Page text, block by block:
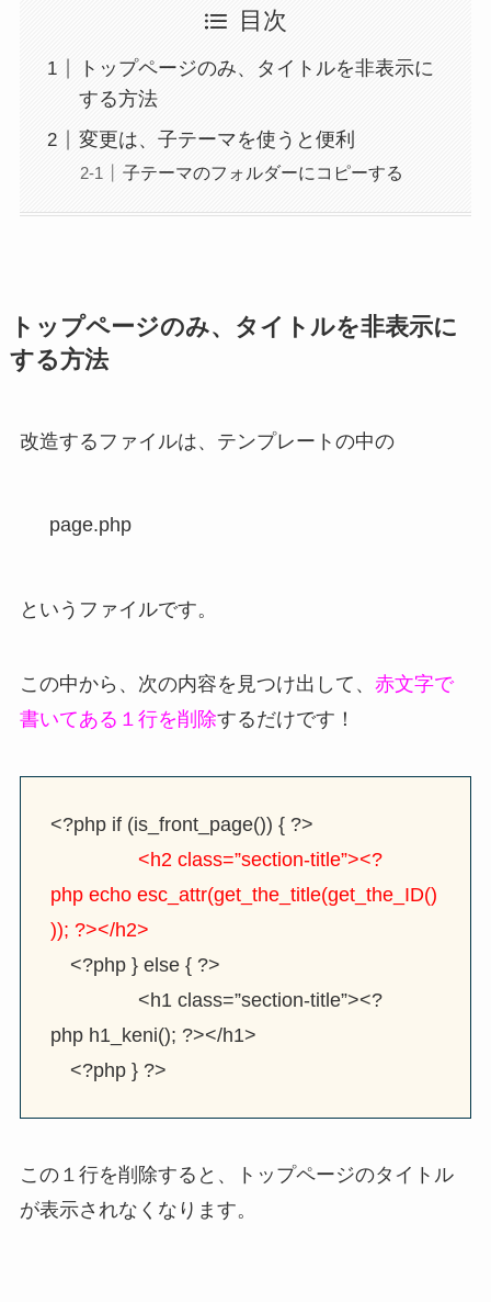
目次
トップページのみ、タイトルを非表示に
する方法
変更は、子テーマを使うと便利
子テーマのフォルダーにコピーする
トップページのみ、タイトルを非表示に
する方法
改造するファイルは、テンプレートの中の
page.php
というファイルです。
この中から、次の内容を見つけ出して、 赤文字で
書いてある１行を削除するだけです！
<?php if (is_front_page()) { ?>
<h2 class=”section-title”><?
php echo esc_attr(get_the_title(get_the_ID()
)); ?></h2>
<?php } else { ?>
<h1 class=”section-title”><?
php h1_keni(); ?></h1>
<?php } ?>
この１行を削除すると、トップページのタイトル
が表示されなくなります。